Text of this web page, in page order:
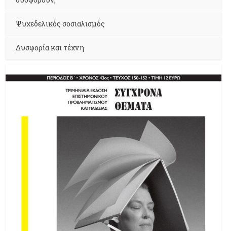
Ψυχεδελικός σοσιαλισμός
Δυσφορία και τέχνη